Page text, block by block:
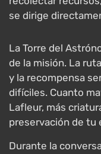
se dirige
La Torre del
de la misión. La
y la recompensa
difíciles. Cuanto
Lafleur, más
preservación de tu
Durante la